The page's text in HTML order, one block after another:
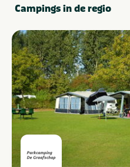
Campings in de regio